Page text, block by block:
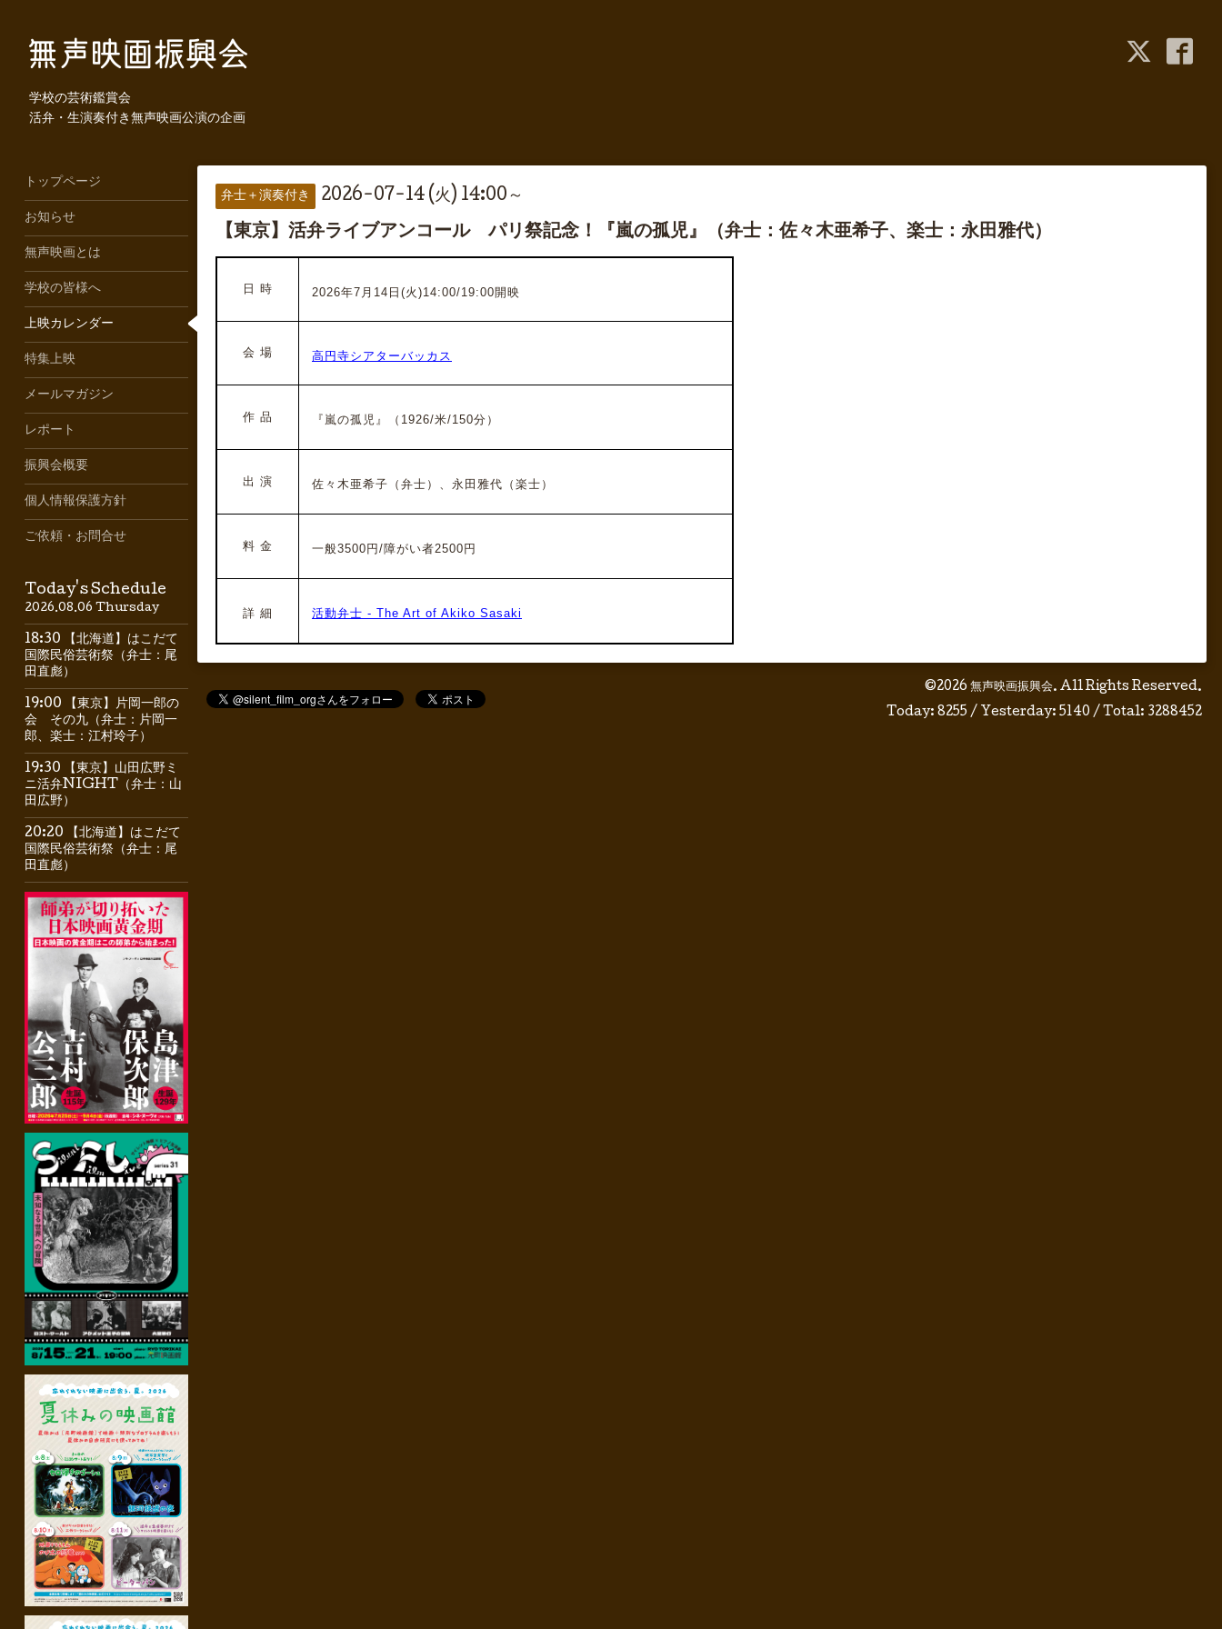
学校の芸術鑑賞会
活弁・生演奏付き無声映画公演の企画
弁士＋演奏付き 2026-07-14 (火) 14:00～
【東京】活弁ライブアンコール パリ祭記念！『嵐の孤児』（弁士：佐々木亜希子、楽士：永田雅代）
日 時 2026年7月14日(火)14:00/19:00開映
会 場 高円寺シアターバッカス
作 品 『嵐の孤児』（1926/米/150分）
出 演 佐々木亜希子 （弁士）、 永田雅代（楽士）
料 金 一般3500円/障がい者2500円
詳 細 活動弁士 - The Art of Akiko Sasaki
©2026 無声映画振興会. All Rights Reserved.
Today: 8255 / Yesterday: 5140 / Total: 3288452
トップページ
お知らせ
無声映画とは
学校の皆様へ
上映カレンダー
特集上映
メールマガジン
レポート
振興会概要
個人情報保護方針
ご依頼・お問合せ
Today's Schedule
2026.08.06 Thursday
18:30 【北海道】はこだて
国際民俗芸術祭（弁士：尾
田直彪）
19:00 【東京】片岡一郎の
会 その九（弁士：片岡一
郎、楽士：江村玲子）
19:30 【東京】山田広野ミ
ニ活弁NIGHT（弁士：山
田広野）
20:20 【北海道】はこだて
国際民俗芸術祭（弁士：尾
田直彪）